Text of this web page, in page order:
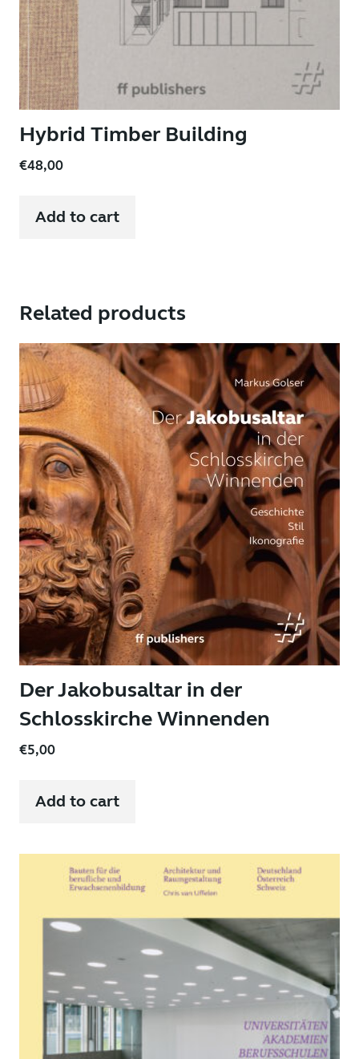
Hybrid Timber Building
€48,00
Add to cart
Related products
Der Jakobusaltar in der
Schlosskirche Winnenden
€5,00
Add to cart